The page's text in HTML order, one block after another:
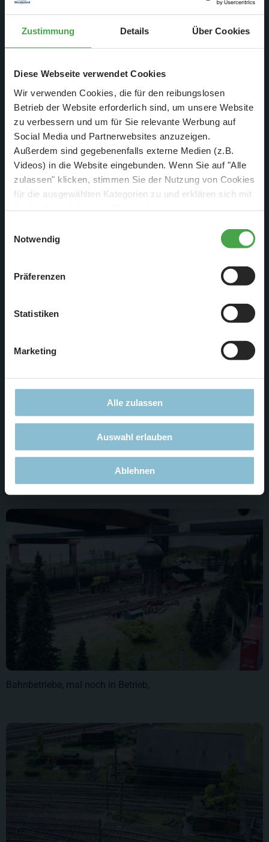
Zustimmung Details Über Cookies
Diese Webseite verwendet Cookies
Wir verwenden Cookies, die für den reibungslosen
Betrieb der Website erforderlich sind, um unsere Website
zu verbessern und um für Sie relevante Werbung auf
Social Media und Partnerwebsites anzuzeigen.
Außerdem sind gegebenenfalls externe Medien (z.B.
Videos) in die Website eingebunden. Wenn Sie auf "Alle
zulassen" klicken, stimmen Sie der Nutzung von Cookies
für die ausgewählten Kategorien zu und erklären sich mit
diese Einstellungen jederzeit über die Schaltfläche
zustimmen, beschränken wir uns auf die technisch
notwendigen Cookies. Weitere Informationen finden Sie in
Notwendig
Präferenzen
Statistiken
Marketing
Alle zulassen
Auswahl erlauben
Ablehnen
auf die Pkws
Diese Brücke führt die Güterzüge über das Vorfeld des
Hauptbahnhofs hinweg zum großen Güterbahnhof.
Bahnbetriebe, mal noch in Betrieb,